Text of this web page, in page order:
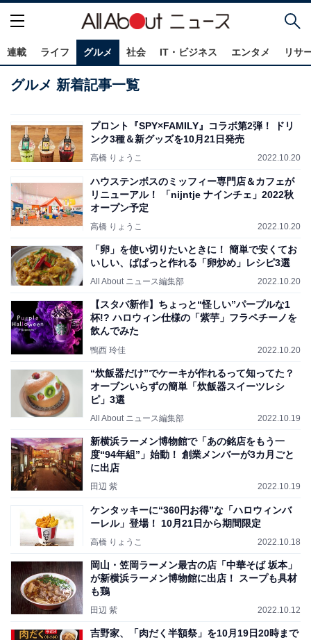
連載 ライフ グルメ 社会 IT・ビジネス エンタメ リサ
グルメ 新着記事一覧
プロント『SPY×FAMILY』コラボ第2弾！ ドリ
ンク3種＆新グッズを10月21日発売
高橋 りょうこ 2022.10.20
ハウステンボスのミッフィー専門店＆カフェが
リニューアル！ 「nijntje ナインチェ」2022秋
オープン予定
高橋 りょうこ 2022.10.20
「卵」を使い切りたいときに！ 簡単で安くてお
いしい、ぱぱっと作れる「卵炒め」レシピ3選
All About ニュース編集部 2022.10.20
【スタバ新作】ちょっと“怪しい”パープルな1
杯!? ハロウィン仕様の「紫芋」フラペチーノを
飲んでみた
鴨西 玲佳 2022.10.20
“炊飯器だけ”でケーキが作れるって知ってた？
オーブンいらずの簡単「炊飯器スイーツレシ
ピ」3選
All About ニュース編集部 2022.10.19
新横浜ラーメン博物館で「あの銘店をもう一
度“94年組”」始動！ 創業メンバーが3カ月ごと
に出店
田辺 紫 2022.10.19
ケンタッキーに“360円お得”な「ハロウィンバ
ーレル」登場！ 10月21日から期間限定
高橋 りょうこ 2022.10.18
岡山・笠岡ラーメン最古の店「中華そば 坂本」
が新横浜ラーメン博物館に出店！ スープも具材
も鶏
田辺 紫 2022.10.12
吉野家、「肉だく半額祭」を10月19日20時まで